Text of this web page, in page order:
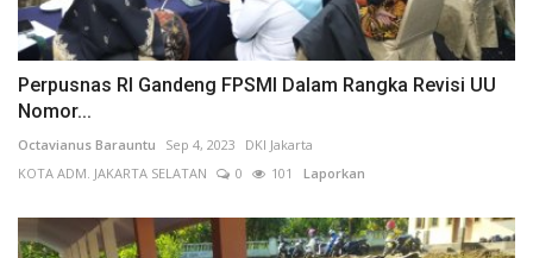
Perpusnas RI Gandeng FPSMI Dalam Rangka Revisi UU
Nomor...
Octavianus Barauntu Sep 4, 2023
DKI Jakarta
KOTA ADM. JAKARTA SELATAN
0 101 Laporkan